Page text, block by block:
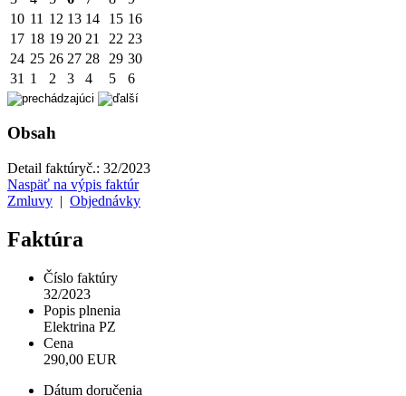
10 11 12 13 14 15 16
17 18 19 20 21 22 23
24 25 26 27 28 29 30
31 1 2 3 4 5 6
Obsah
Detail faktúryč.: 32/2023
Naspäť na výpis faktúr
Zmluvy | Objednávky
Faktúra
Číslo faktúry
32/2023
Popis plnenia
Elektrina PZ
Cena
290,00 EUR
Dátum doručenia